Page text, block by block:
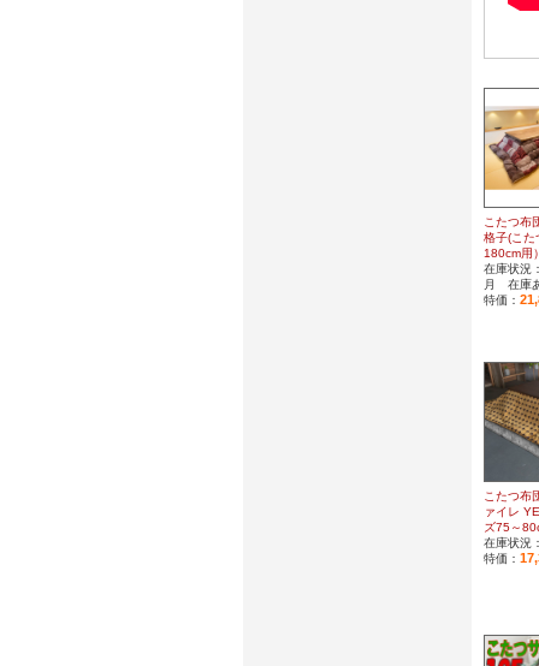
こたつ布
格子(こた
180cm用
在庫状況
月 在庫
特価：
こたつ布
ァイレ
ズ75～
在庫状況
特価：